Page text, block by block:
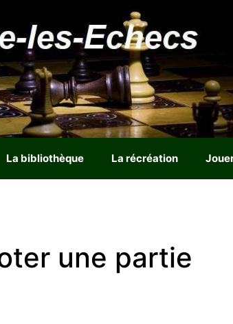
La bibliothèque La récréation
une partie